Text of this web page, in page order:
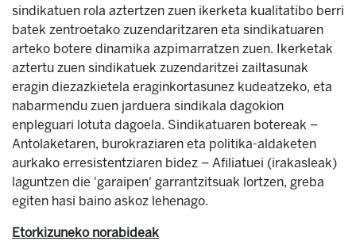
sindikatuen rola aztertzen zuen ikerketa kualitatibo berri
batek zentroetako zuzendaritzaren eta sindikatuaren
arteko botere dinamika azpimarratzen zuen. Ikerketak
aztertu zuen sindikatuek zuzendaritzei zailtasunak
eragin diezazkietela eraginkortasunez kudeatzeko, eta
nabarmendu zuen jarduera sindikala dagokion
enpleguari lotuta dagoela. Sindikatuaren botereak –
Antolaketaren, burokraziaren eta politika-aldaketen
aurkako erresistentziaren bidez – Afiliatuei (irakasleak)
laguntzen die 'garaipen' garrantzitsuak lortzen, greba
egiten hasi baino askoz lehenago.
Etorkizuneko norabideak